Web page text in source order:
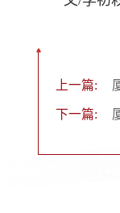
上一篇:
下一篇: